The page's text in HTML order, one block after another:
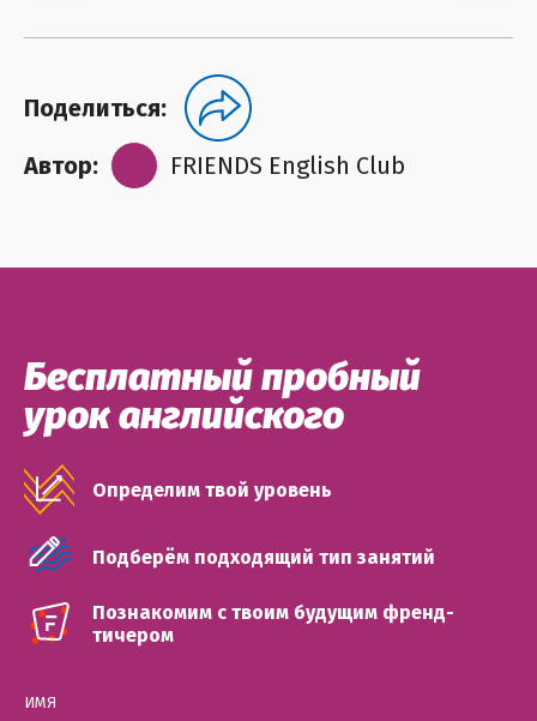
Поделиться:
Автор:
FRIENDS English Club
Бесплатный пробный
урок английского
Определим твой уровень
Подберём подходящий тип занятий
Познакомим с твоим будущим френд-
тичером
ИМЯ